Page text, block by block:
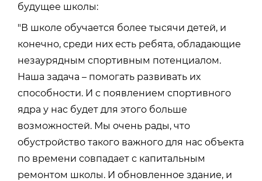
будущее школы:
"В школе обучается более тысячи детей, и
конечно, среди них есть ребята, обладающие
незаурядным спортивным потенциалом.
Наша задача – помогать развивать их
способности. И с появлением спортивного
ядра у нас будет для этого больше
возможностей. Мы очень рады, что
обустройство такого важного для нас объекта
по времени совпадает с капитальным
ремонтом школы. И обновленное здание, и